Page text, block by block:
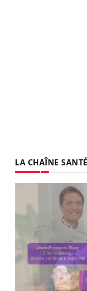
LA CHAÎNE SANTÉ